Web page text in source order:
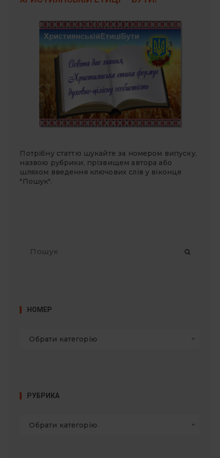
Потрібну статтю шукайте за номером випуску,
назвою рубрики, прізвищем автора або
шляхом введення ключових слів у віконце
"Пошук".
НОМЕР
Обрати категорію
РУБРИКА
Обрати категорію